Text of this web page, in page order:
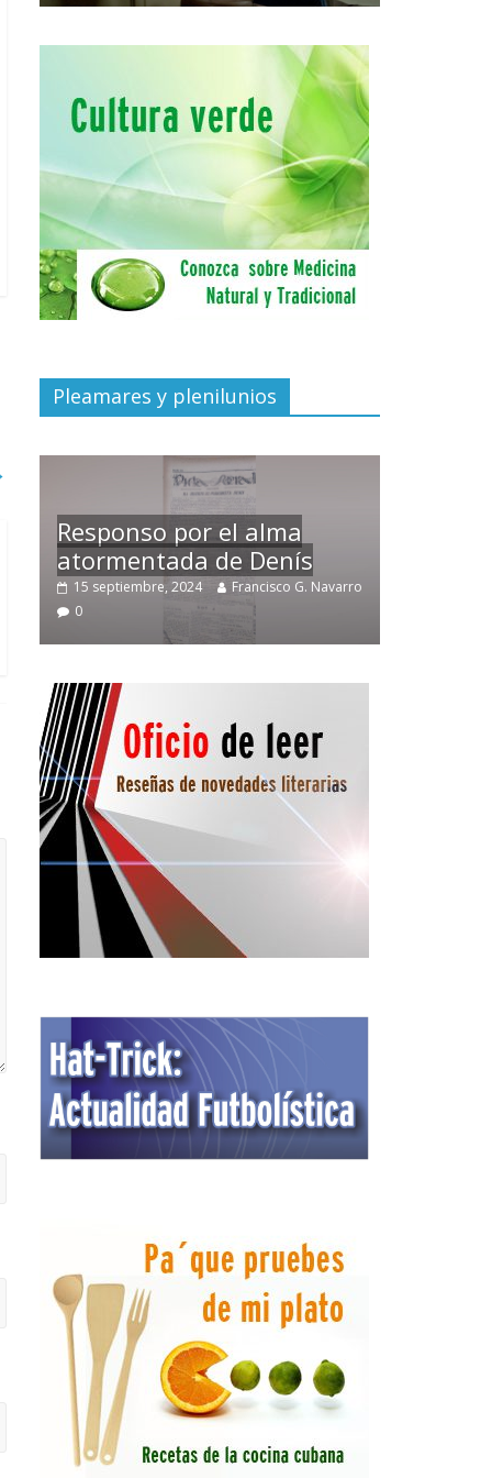
Pleamares y plenilunios
Temprano oficio de lector
2 noviembre, 2024
Francisco G. Navarro
0